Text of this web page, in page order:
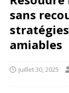
sans
amiables
juillet 30, 2025